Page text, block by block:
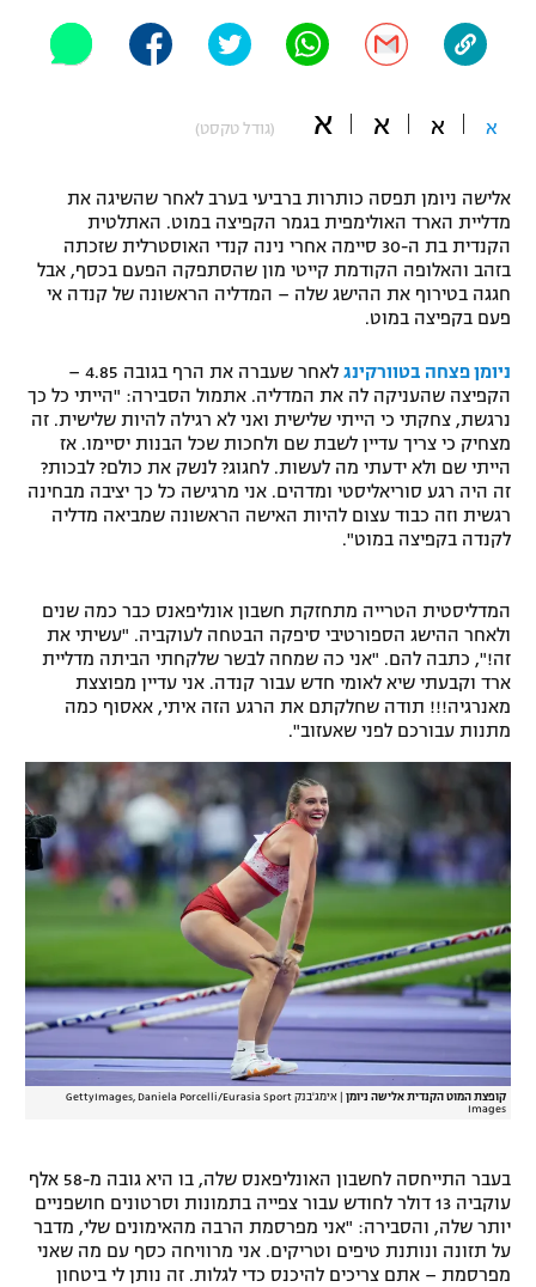
"מחצית בשכונה" – פודקאסט
משתתפים וזוכים בפרסים
תקנון עבור פעילות אלקטרה
תקנון עבור פעילות ספורט 1 – "מרלן"
טניס
גיימינג E-Sports
מדיניות פרטיות
תקנון פעילות ספורט 1
הצטרפות לחבילת הערוצים
לוח דרושים – ג'ובנט
תגיות
אופניים
פוטבול אמריקאי NFL
בייסבול MLB
אומנויות לחימה
גיימינג E-Sports
א א א א (גודל טקסט)
אלישה ניומן תפסה כותרות ברביעי בערב לאחר שהשיגה את
מדליית הארד האולימפית בגמר הקפיצה במוט. האתלטית
הקנדית בת ה-30 סיימה אחרי נינה קנדי האוסטרלית שזכתה
בזהב והאלופה הקודמת קייטי מון שהסתפקה הפעם בכסף, אבל
חגגה בטירוף את ההישג שלה – המדליה הראשונה של קנדה אי
פעם בקפיצה במוט.
ניומן פצחה בטוורקינג
לאחר שעברה את הרף בגובה 4.85 –
הקפיצה שהעניקה לה את המדליה. אתמול הסבירה: "הייתי כל כך
נרגשת, צחקתי כי הייתי שלישית ואני לא רגילה להיות שלישית. זה
מצחיק כי צריך עדיין לשבת שם ולחכות שכל הבנות יסיימו. אז
הייתי שם ולא ידעתי מה לעשות. לחגוג? לנשק את כולם? לבכות?
זה היה רגע סוריאליסטי ומדהים. אני מרגישה כל כך יציבה מבחינה
רגשית וזה כבוד עצום להיות האישה הראשונה שמביאה מדליה
לקנדה בקפיצה במוט".
המדליסטית הטרייה מתחזקת חשבון אונליפאנס כבר כמה שנים
ולאחר ההישג הספורטיבי סיפקה הבטחה לעוקביה. "עשיתי את
זה!", כתבה להם. "אני כה שמחה לבשר שלקחתי הביתה מדליית
ארד וקבעתי שיא לאומי חדש עבור קנדה. אני עדיין מפוצצת
מאנרגיה!!! תודה שחלקתם את הרגע הזה איתי, אאסוף כמה
מתנות עבורכם לפני שאעזוב".
קופצת המוט הקנדית אלישה ניומן
אימג'בנק GettyImages, Daniela Porcelli/Eurasia Sport
Images
בעבר התייחסה לחשבון האונליפאנס שלה, בו היא גובה מ-58 אלף
עוקביה 13 דולר לחודש עבור צפייה בתמונות וסרטונים חושפניים
יותר שלה, והסבירה: "אני מפרסמת הרבה מהאימונים שלי, מדבר
על תזונה ונותנת טיפים וטריקים. אני מרוויחה כסף עם מה שאני
מפרסמת – אתם צריכים להיכנס כדי לגלות. זה נותן לי ביטחון